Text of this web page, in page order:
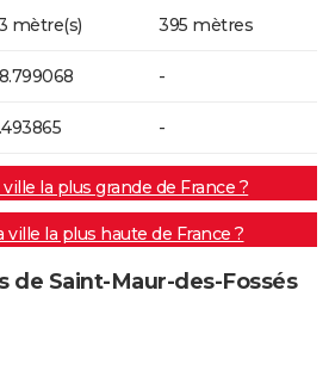
mètre(s) 395 mètres
-
-
la plus grande de France ?
ville la plus haute de France ?
de Saint-Maur-des-Fossés